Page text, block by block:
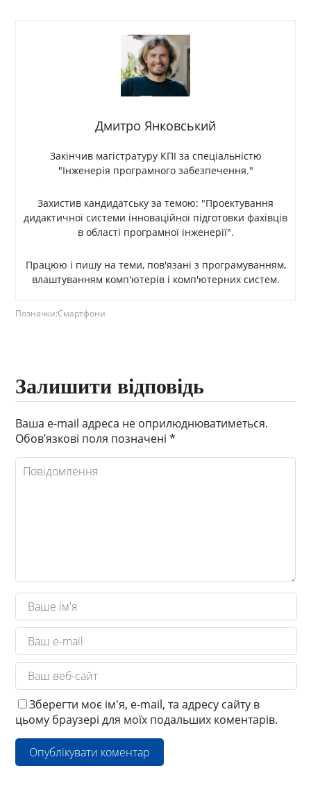
Дмитро Янковський
Закінчив магістратуру КПІ за спеціальністю
"Інженерія програмного забезпечення."
Захистив кандидатську за темою: "Проектування
дидактичної системи інноваційної підготовки фахівців
в області програмної інженерії".
Працюю і пишу на теми, пов'язані з програмуванням,
влаштуванням комп'ютерів і комп'ютерних систем.
Позначки:Смартфони
Залишити відповідь
Ваша e-mail адреса не оприлюднюватиметься.
Обов’язкові поля позначені*
Зберегти моє ім'я, e-mail, та адресу сайту в
цьому браузері для моїх подальших коментарів.